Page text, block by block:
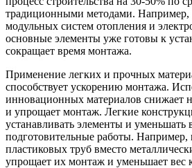
традиционными методами. Например,
модульных систем отопления и
основные элементы уже готовы к
сокращает время монтажа.
Применение легких и прочных
способствует ускорению монтажа.
инновационных материалов снижает
и упрощает монтаж. Легкие
устанавливать элементы и уменьшать
подготовительные работы. Например,
пластиковых труб вместо
упрощает их монтаж и уменьшает вес